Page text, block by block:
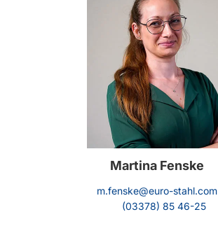
Martina Fenske
m.fenske@euro-stahl.com
(03378) 85 46-25